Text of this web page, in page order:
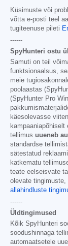
Küsimuste või
võtta e-posti teel
tugiteenuse pileti
------
SpyHunteri ostu
Samuti on teil
funktsionaalsus,
meie
poolaastas
(SpyHunter Pro
käesolevasse
tellimus uueneb
standardse
sätestatud
katkematu
teate eelseisvate
olevate tingimuste,
allahindluste
------
Üldtingimused
Kõik SpyHunteri
soodushinnaga
automaatsetele